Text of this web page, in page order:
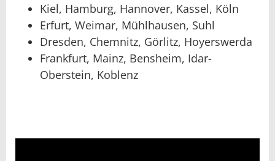
Kiel, Hamburg, Hannover, Kassel, Köln
Erfurt, Weimar, Mühlhausen, Suhl
Dresden, Chemnitz, Görlitz, Hoyerswerda
Frankfurt, Mainz, Bensheim, Idar-
Oberstein, Koblenz